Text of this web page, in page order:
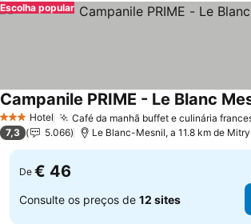
Escolha popular
3 EstrelasHotel Café da manhã buffet e culinária
Campanile PRIME - Le Blanc
7,3 5.066 Le Blanc-Mesnil, a 11.8 km de
De € 46
Consulte os preços de 12 sites